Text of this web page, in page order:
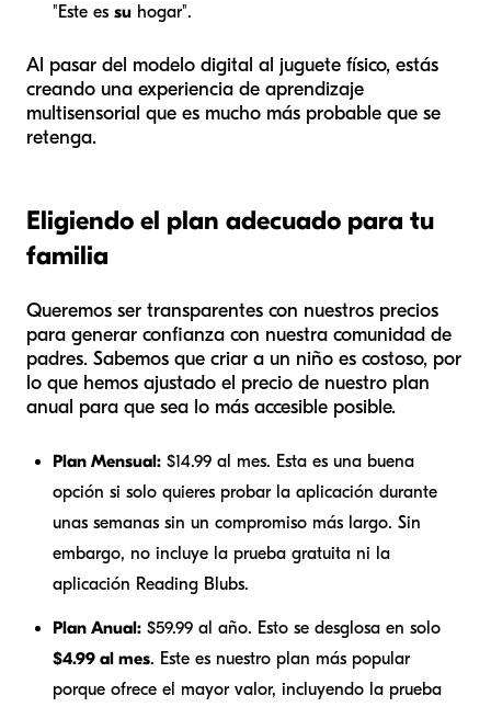
"Este es su hogar".
Al pasar del modelo digital al juguete físico, estás
creando una experiencia de aprendizaje
multisensorial que es mucho más probable que se
retenga.
Eligiendo el plan adecuado para tu
familia
Queremos ser transparentes con nuestros precios
para generar confianza con nuestra comunidad de
padres. Sabemos que criar a un niño es costoso, por
lo que hemos ajustado el precio de nuestro plan
anual para que sea lo más accesible posible.
Plan Mensual: $14.99 al mes. Esta es una buena
opción si solo quieres probar la aplicación durante
unas semanas sin un compromiso más largo. Sin
embargo, no incluye la prueba gratuita ni la
aplicación Reading Blubs.
Plan Anual: $59.99 al año. Esto se desglosa en solo
$4.99 al mes. Este es nuestro plan más popular
porque ofrece el mayor valor, incluyendo la prueba